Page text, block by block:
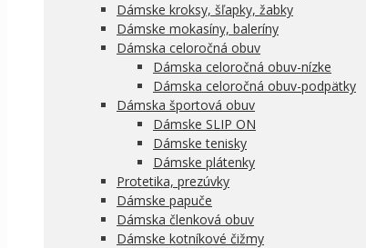
Dámske kroksy, šľapky, žabky
Dámske mokasíny, baleríny
Dámska celoročná obuv
Dámska celoročná obuv-nízke
Dámska celoročná obuv-podpätky
Dámska športová obuv
Dámske SLIP ON
Dámske tenisky
Dámske plátenky
Protetika, prezúvky
Dámske papuče
Dámska členková obuv
Dámske kotníkové čižmy